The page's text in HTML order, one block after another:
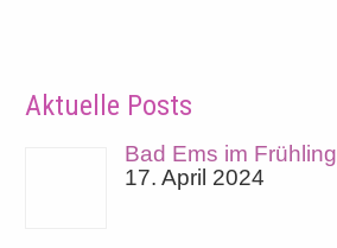
Aktuelle Posts
Bad Ems im Frühling
17. April 2024